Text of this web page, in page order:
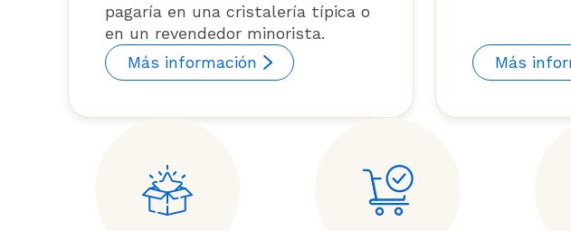
pagaría en una cristalería típica o
en un revendedor minorista.
Más información
Más